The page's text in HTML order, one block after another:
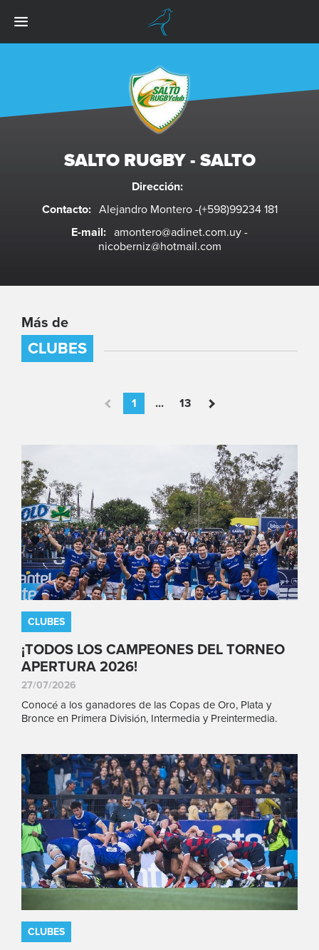
SALTO RUGBY - SALTO
Dirección:
Contacto: Alejandro Montero -(+598)99234 181
E-mail: amontero@adinet.com.uy -
nicoberniz@hotmail.com
Más de
CLUBES
1 ... 13
CLUBES
¡TODOS LOS CAMPEONES DEL TORNEO
APERTURA 2026!
27/07/2026
Conocé a los ganadores de las Copas de Oro, Plata y
Bronce en Primera División, Intermedia y Preintermedia.
CLUBES